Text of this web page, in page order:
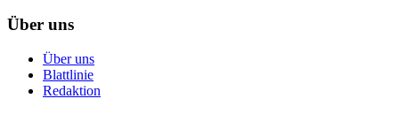
Über uns
Über uns
Blattlinie
Redaktion